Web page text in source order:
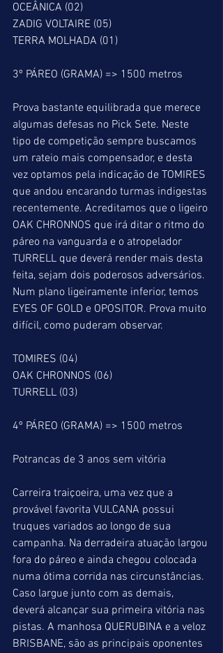
OCEÂNICA (02)
ZADIG VOLTAIRE (05)
TERRA MOLHADA (01)
3º PÁREO (GRAMA) => 1500 metros
Prova bastante equilibrada que merece
algumas defesas no Pick Sete. Neste
tipo de competição sempre buscamos
um rateio mais compensador, e desta
vez optamos pela indicação de TOMIRES
que andou encarando turmas indigestas
recentemente. Acreditamos que o ligeiro
OAK CHRONNOS que irá ditar o ritmo do
páreo na vanguarda e o atropelador
TURRELL que deverá render mais desta
feita, sejam dois poderosos adversários.
Num plano ligeiramente inferior, temos
EYES OF GOLD e OPOSITOR. Prova muito
difícil, como puderam observar.
TOMIRES (04)
OAK CHRONNOS (06)
TURRELL (03)
4º PÁREO (GRAMA) => 1500 metros
Potrancas de 3 anos sem vitória
Carreira traiçoeira, uma vez que a
provável favorita VULCANA possui
truques variados ao longo de sua
campanha. Na derradeira atuação largou
fora do páreo e ainda chegou colocada
numa ótima corrida nas circunstâncias.
Caso largue junto com as demais,
deverá alcançar sua primeira vitória nas
pistas. A manhosa QUERUBINA e a veloz
BRISBANE, são as principais oponentes